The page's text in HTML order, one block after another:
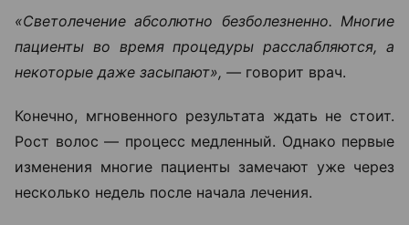
«Светолечение абсолютно безболезненно. Многие
пациенты во время процедуры расслабляются, а
некоторые даже засыпают», — говорит врач.
Конечно, мгновенного результата ждать не стоит.
Рост волос — процесс медленный. Однако первые
изменения многие пациенты замечают уже через
несколько недель после начала лечения.